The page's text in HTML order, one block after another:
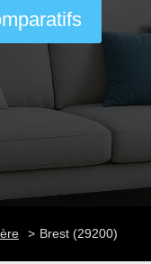
Brest (29200)